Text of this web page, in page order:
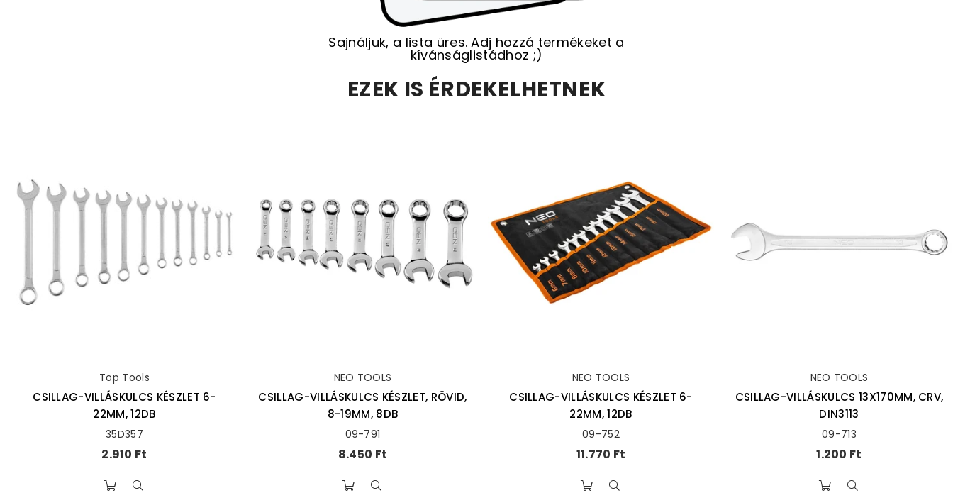
Sajnáljuk, a lista üres. Adj hozzá termékeket a
kívánságlistádhoz ;)
EZEK IS ÉRDEKELHETNEK
Top Tools
CSILLAG-VILLÁSKULCS KÉSZLET 6-
22MM, 12DB
35D357
Ár
2.910 Ft
NEO TOOLS
CSILLAG-VILLÁSKULCS KÉSZLET, RÖVID,
8-19MM, 8DB
09-791
Ár
8.450 Ft
NEO TOOLS
CSILLAG-VILLÁSKULCS KÉSZLET 6-
22MM, 12DB
09-752
Ár
11.770 Ft
NEO TOOLS
CSILLAG-VILLÁSKULCS 13X170MM, CRV,
DIN3113
09-713
Ár
1.200 Ft